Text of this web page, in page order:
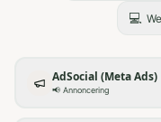
💻
AdSocial (Meta Ads)
📢 Annoncering